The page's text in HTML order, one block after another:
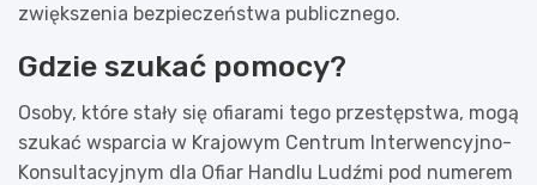
zwiększenia bezpieczeństwa publicznego.
Gdzie szukać pomocy?
Osoby, które stały się ofiarami tego przestępstwa, mogą
szukać wsparcia w Krajowym Centrum Interwencyjno-
Konsultacyjnym dla Ofiar Handlu Ludźmi pod numerem